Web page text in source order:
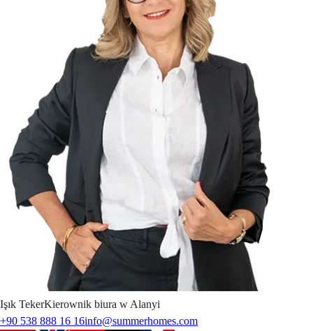
Işık TekerKierownik biura w Alanyi
+90 538 888 16 16info@summerhomes.com